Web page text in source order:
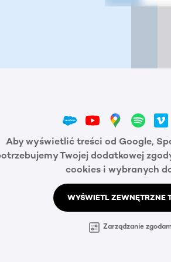
Aby wyświetlić treści od Google,
Twojej dodatkowej
cookies i wybranych
WYŚWIETL ZEWNĘTRZNE
Zarządzanie